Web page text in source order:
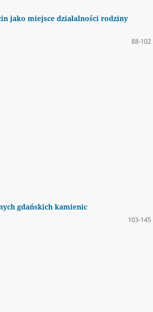
jako miejsce działalności rodziny
88-102
gdańskich kamienic
103-145